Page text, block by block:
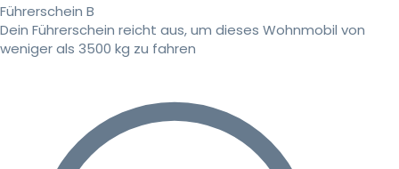
Führerschein B
Dein Führerschein reicht aus, um dieses Wohnmobil von
weniger als 3500 kg zu fahren